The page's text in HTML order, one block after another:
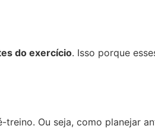
do exercício. Isso porque
Ou seja, como planejar